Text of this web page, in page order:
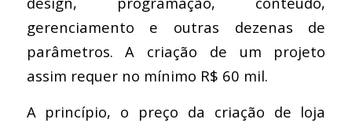
gerenciamento e outras dezenas de
parâmetros. A criação de um projeto
assim requer no mínimo R$ 60 mil.
A princípio, o preço da criação de loja